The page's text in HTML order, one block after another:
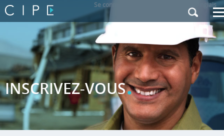
Se connecter Anglais
INSCRIVEZ-VOUS.